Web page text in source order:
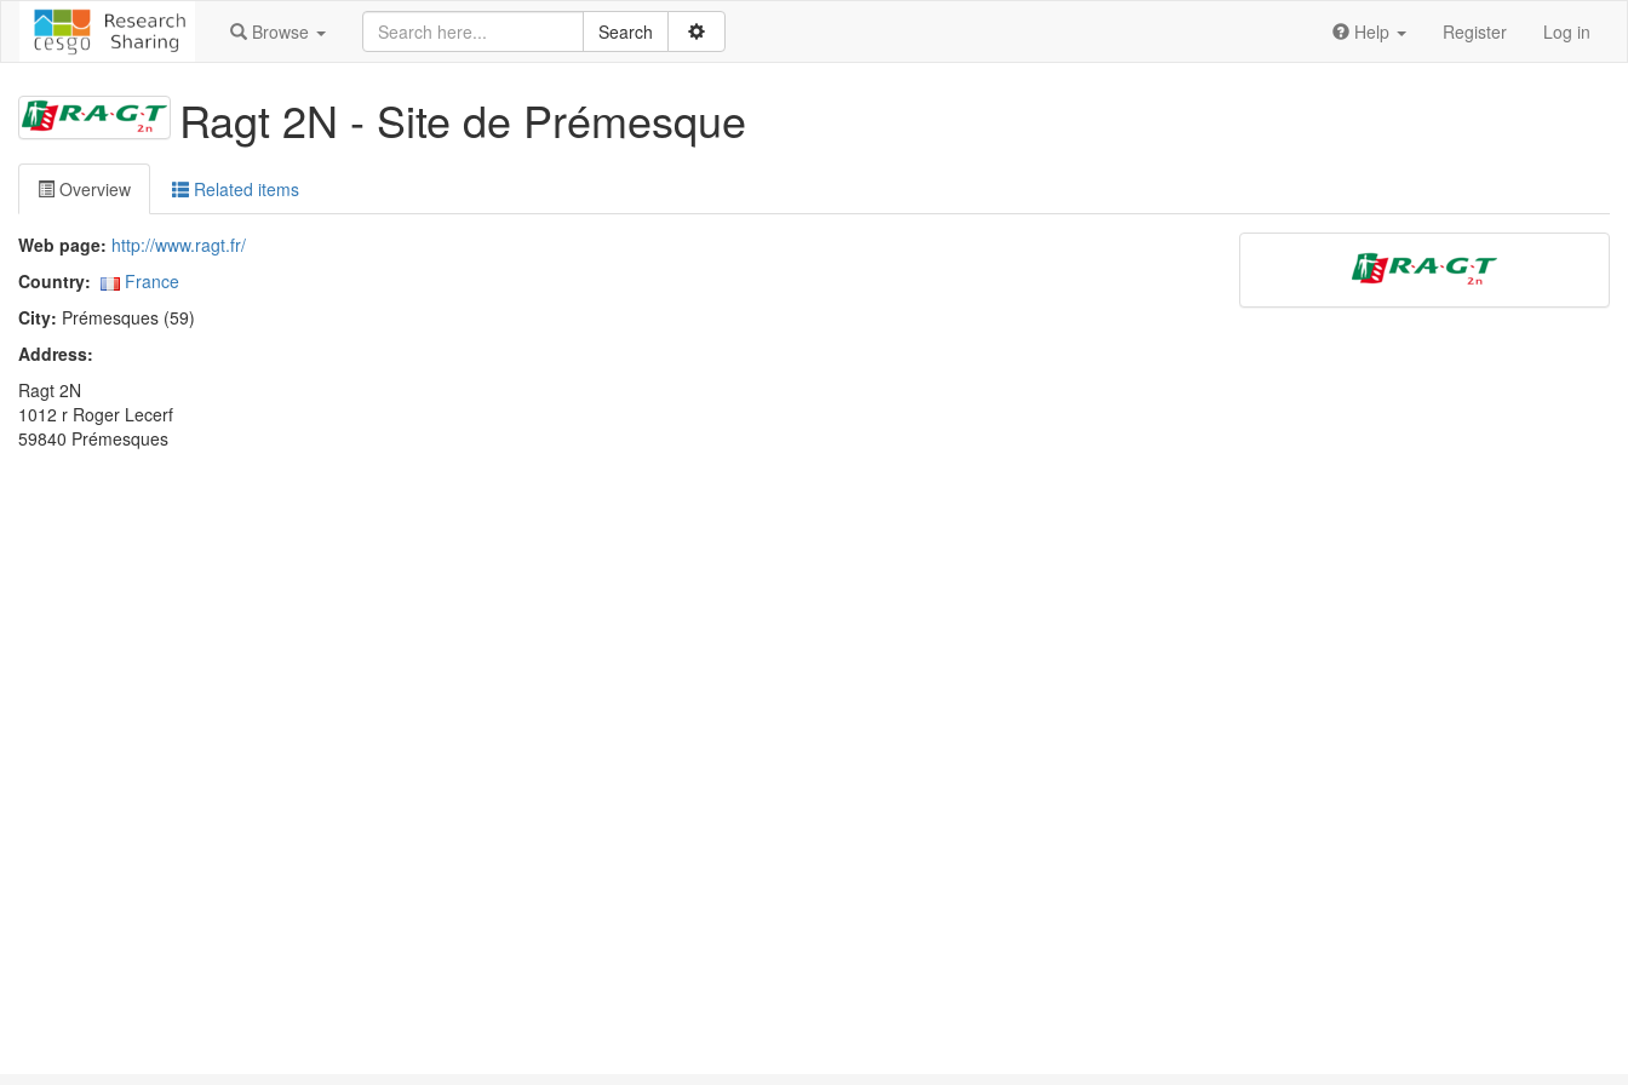
Browse Help Register Log in
Ragt 2N - Site de Prémesque
Overview Related items
Web page: http://www.ragt.fr/
Country:
France
City: Prémesques (59)
Address:
Ragt 2N
1012 r Roger Lecerf
59840 Prémesques